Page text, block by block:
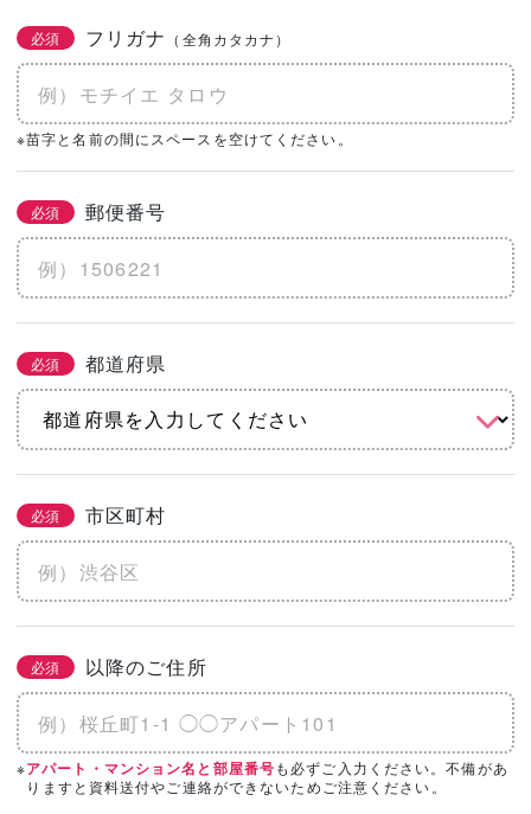
必須 フリガナ （全角カタカナ）
※苗字と名前の間にスペースを空けてください。
必須 郵便番号
必須 都道府県
必須 市区町村
必須 以降のご住所
※アパート・マンション名と部屋番号も必ずご入力ください。不備があ
りますと資料送付やご連絡ができないためご注意ください。